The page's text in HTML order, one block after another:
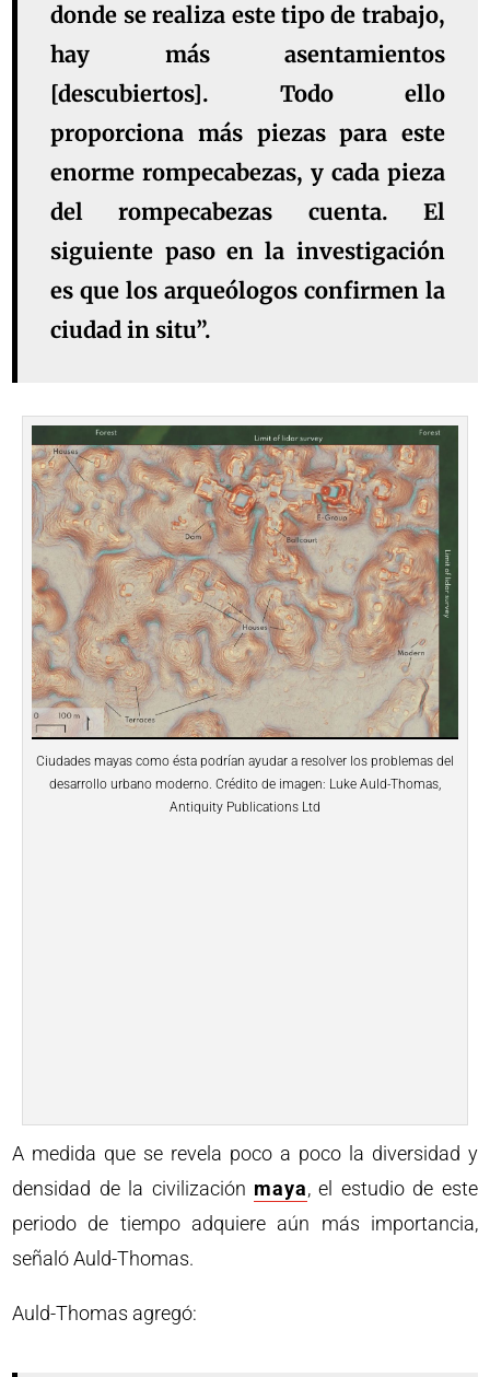
donde se realiza este tipo de trabajo,
hay más asentamientos
[descubiertos]. Todo ello
proporciona más piezas para este
enorme rompecabezas, y cada pieza
del rompecabezas cuenta. El
siguiente paso en la investigación
es que los arqueólogos confirmen la
ciudad in situ”.
Ciudades mayas como ésta podrían ayudar a resolver los problemas del
desarrollo urbano moderno. Crédito de imagen: Luke Auld-Thomas,
Antiquity Publications Ltd
A medida que se revela poco a poco la diversidad y
densidad de la civilización maya, el estudio de este
periodo de tiempo adquiere aún más importancia,
señaló Auld-Thomas.
Auld-Thomas agregó: